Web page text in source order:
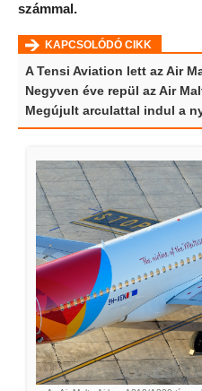
számmal.
KAPCSOLÓDÓ CIKK
A Tensi Aviation lett az Air
Negyven éve repül az Air
Megújult arculattal indul a